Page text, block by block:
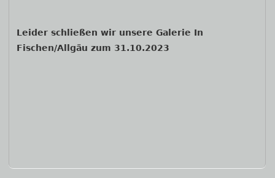
Leider schließen wir unsere Galerie In
Fischen/Allgäu zum 31.10.2023